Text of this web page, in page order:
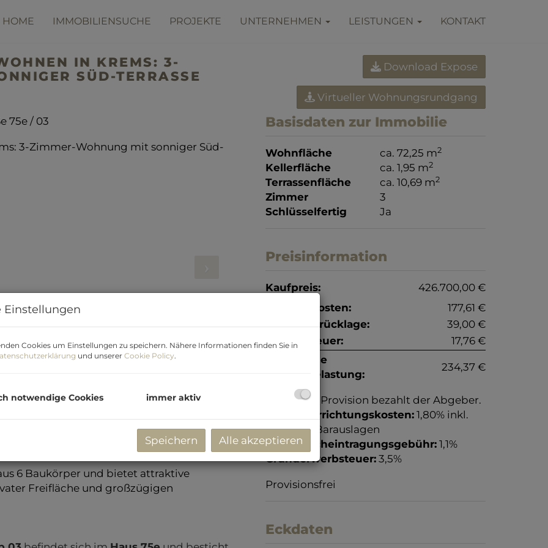
HOME IMMOBILIENSUCHE PROJEKTE UNTERNEHMEN LEISTUNGEN KONTAKT
IN KREMS: 3-
SÜD-TERRASSE
75e / 03
6 Baukörper und bietet attraktive
Download Expose
Virtueller Wohnungsrundgang
Basisdaten zur Immobilie
Wohnfläche ca. 72,25 m2
Kellerfläche ca. 1,95 m2
Terrassenfläche ca. 10,69 m2
Zimmer
3
Schlüsselfertig
Ja
Preisinformation
Kaufpreis:
426.700,00 €
Betriebskosten:
177,61 €
Reparaturrücklage:
39,00 €
Umsatzsteuer:
17,76 €
monatliche
Gesamtbelastung:
234,37 €
Provision:
Provision bezahlt der Abgeber.
Vertragserrichtungskosten: 1,80% inkl.
USt. zzgl. Barauslagen
Grundbucheintragungsgebühr: 1,1%
Grunderwerbsteuer: 3,5%
Provisionsfrei
Eckdaten
Einstellungen
Cookies um Einstellungen zu speichern. Nähere Informationen finden Sie in
und unserer Cookie Policy.
notwendige Cookies immer aktiv
Speichern Alle akzeptieren